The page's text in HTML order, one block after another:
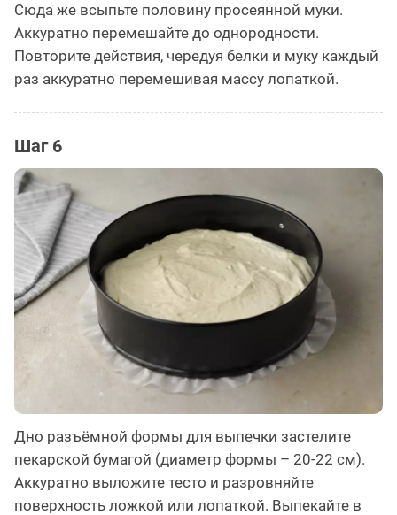
Сюда же всыпьте половину просеянной муки.
Аккуратно перемешайте до однородности.
Повторите действия, чередуя белки и муку каждый
раз аккуратно перемешивая массу лопаткой.
Шаг 6
Дно разъёмной формы для выпечки застелите
пекарской бумагой (диаметр формы – 20-22 см).
Аккуратно выложите тесто и разровняйте
поверхность ложкой или лопаткой. Выпекайте в